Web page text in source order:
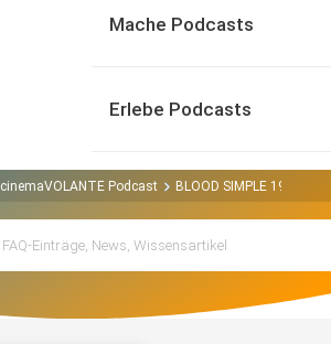
Mache Podcasts
Erlebe Podcasts
cinemaVOLANTE Podcast BLOOD SIMPLE 1984